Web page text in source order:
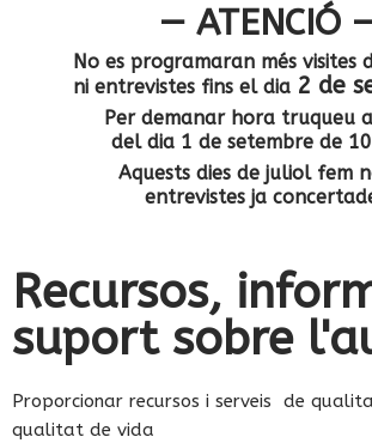
— ATENCIÓ
No es programaran més visites
ni entrevistes fins el dia 2 de
Per demanar hora truqueu
del dia 1 de setembre de
Aquests dies de juliol fem
entrevistes ja
Recursos,
suport sobre
Proporcionar recursos i serveis de
qualitat de vida